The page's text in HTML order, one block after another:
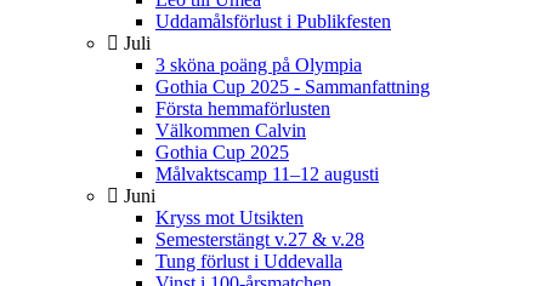
Uddamålsförlust i Publikfesten
Juli
3 sköna poäng på Olympia
Gothia Cup 2025 - Sammanfattning
Första hemmaförlusten
Välkommen Calvin
Gothia Cup 2025
Målvaktscamp 11–12 augusti
Juni
Kryss mot Utsikten
Semesterstängt v.27 & v.28
Tung förlust i Uddevalla